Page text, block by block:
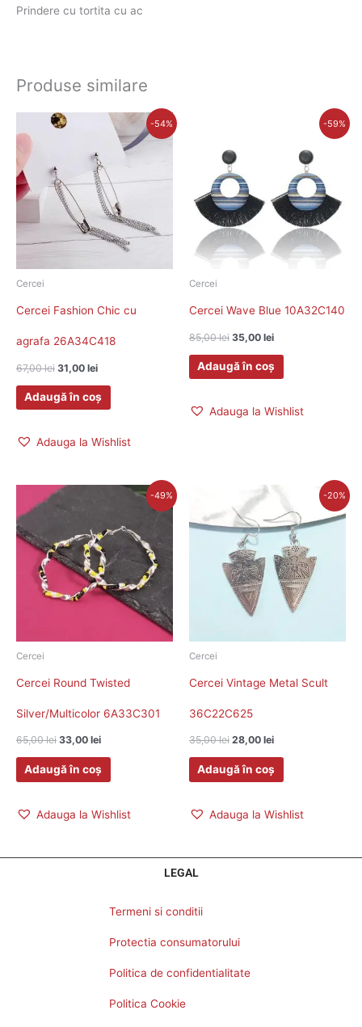
Prindere cu tortita cu ac
Produse similare
-54%
Cercei
Cercei Fashion Chic cu
agrafa 26A34C418
67,00lei
Prețul
inițial
67,00 lei.
31,00 lei
Prețul
curent
este:
31,00 lei.
Adaugă în coș
Adauga la Wishlist
-59%
Cercei
Cercei Wave Blue 10A32C140
85,00lei
fost:
85,00 lei.
35,00 lei
35,00 lei.
Adaugă în coș
Adauga la Wishlist
-49%
Cercei
Cercei Round Twisted
Silver/Multicolor 6A33C301
65,00lei
Prețul
inițial
65,00 lei.
33,00 lei
Prețul
33,00 lei.
Adaugă în coș
Adauga la Wishlist
-20%
Cercei
Cercei Vintage Metal Scult
36C22C625
35,00lei
inițial
a
fost:
35,00 lei.
28,00 lei
este:
28,00 lei.
Adaugă în coș
Adauga la Wishlist
LEGAL
Termeni si conditii
Protectia consumatorului
Politica de confidentialitate
Politica Cookie